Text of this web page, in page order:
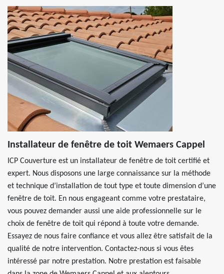
Installateur de fenêtre de toit Wemaers Cappel
ICP Couverture est un installateur de fenêtre de toit certifié et
expert. Nous disposons une large connaissance sur la méthode
et technique d’installation de tout type et toute dimension d’une
fenêtre de toit. En nous engageant comme votre prestataire,
vous pouvez demander aussi une aide professionnelle sur le
choix de fenêtre de toit qui répond à toute votre demande.
Essayez de nous faire confiance et vous allez être satisfait de la
qualité de notre intervention. Contactez-nous si vous êtes
intéressé par notre prestation. Notre prestation est faisable